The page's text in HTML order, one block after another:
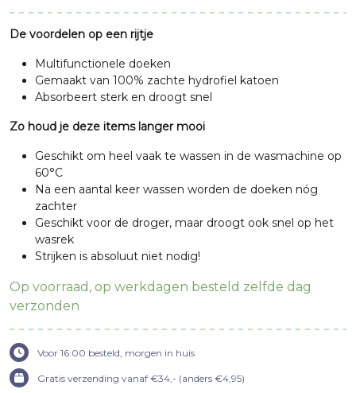
prijs
was:
€10,24.
prijs
€8,36.
De voordelen op een rijtje
Multifunctionele doeken
Gemaakt van 100% zachte hydrofiel katoen
Absorbeert sterk en droogt snel
Zo houd je deze items langer mooi
Geschikt om heel vaak te wassen in de wasmachine op
60°C
Na een aantal keer wassen worden de doeken nóg
zachter
Geschikt voor de droger, maar droogt ook snel op het
wasrek
Strijken is absoluut niet nodig!
Op voorraad, op werkdagen besteld zelfde dag
verzonden
Voor 16:00 besteld, morgen in huis
Gratis verzending vanaf €34,- (anders €4,95)